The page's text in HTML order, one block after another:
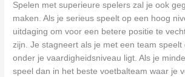
Spelen met superieure spelers zal je ook
maken. Als je serieus speelt op een hoog
uitdaging om voor een betere positie te
zijn. Je stagneert als je met een team speelt
onder je vaardigheidsniveau ligt. Als je
speel dan in het beste voetbalteam waar je